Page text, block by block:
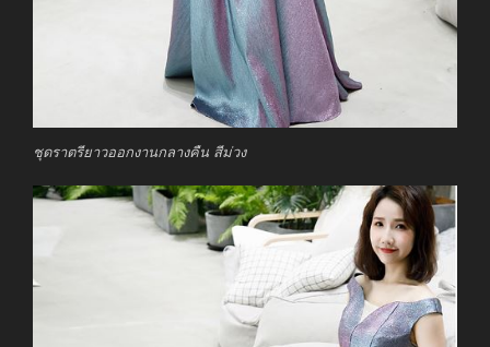
ชุดราตรียาวออกงานกลางคืน สีม่วง